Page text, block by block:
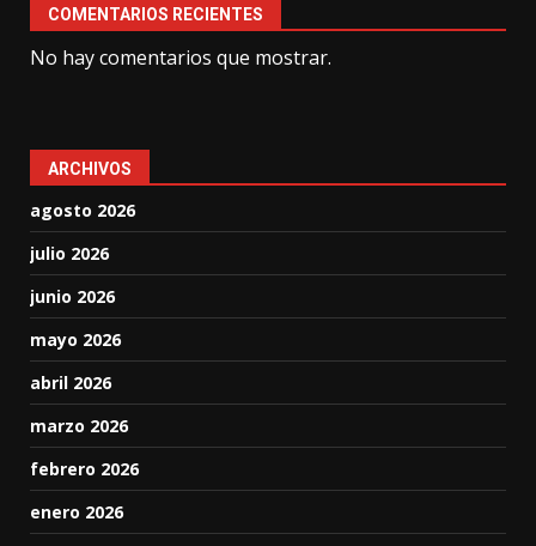
COMENTARIOS RECIENTES
No hay comentarios que mostrar.
ARCHIVOS
agosto 2026
julio 2026
junio 2026
mayo 2026
abril 2026
marzo 2026
febrero 2026
enero 2026